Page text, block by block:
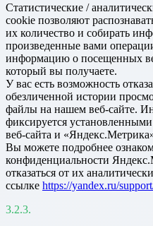
Статистические /
cookie позволяют
их количество и собирать
произведенные вами
информацию о посещенных
который вы получаете.
У вас есть возможность
обезличенной истории
файлы на нашем веб-сайте.
фиксируется
веб-сайта и
Вы можете подробнее
конфиденциальности
отказаться от их
ссылке https://yandex.ru/